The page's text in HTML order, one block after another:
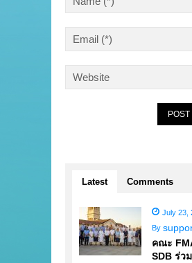
Latest Comments
July 23,
By
คณะ
SDB ร่ว